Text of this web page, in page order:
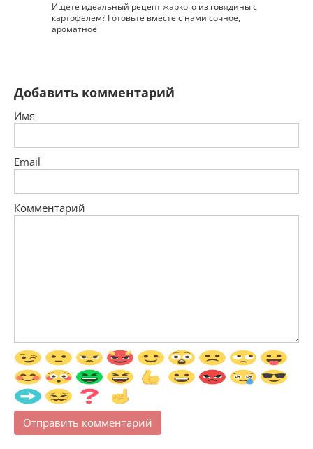
Ищете идеальный рецепт жаркого из говядины с
картофелем? Готовьте вместе с нами сочное,
ароматное
Добавить комментарий
Имя
Email
Комментарий